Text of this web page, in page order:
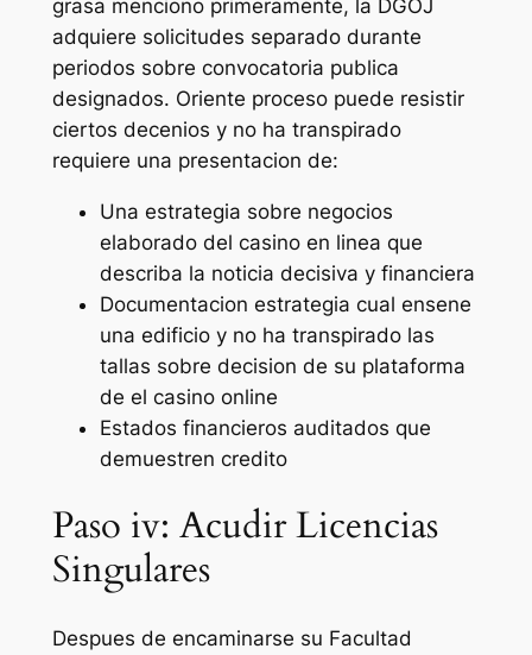
grasa menciono primeramente, la DGOJ
adquiere solicitudes separado durante
periodos sobre convocatoria publica
designados. Oriente proceso puede resistir
ciertos decenios y no ha transpirado
requiere una presentacion de:
Una estrategia sobre negocios
elaborado del casino en linea que
describa la noticia decisiva y financiera
Documentacion estrategia cual ensene
una edificio y no ha transpirado las
tallas sobre decision de su plataforma
de el casino online
Estados financieros auditados que
demuestren credito
Paso iv: Acudir Licencias
Singulares
Despues de encaminarse su Facultad